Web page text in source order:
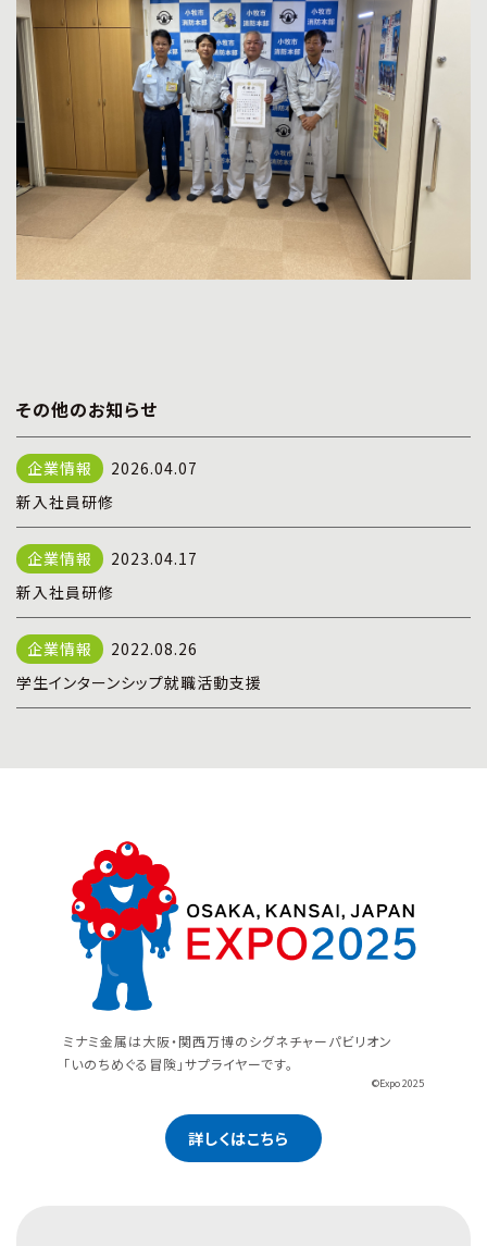
その他のお知らせ
2026.04.07
新入社員研修
2023.04.17
新入社員研修
2022.08.26
学生インターンシップ就職活動支援
ミナミ金属は大阪・関西万博のシグネチャーパビリオン
「いのちめぐる冒険」サプライヤーです。
©Expo 2025
詳しくはこちら